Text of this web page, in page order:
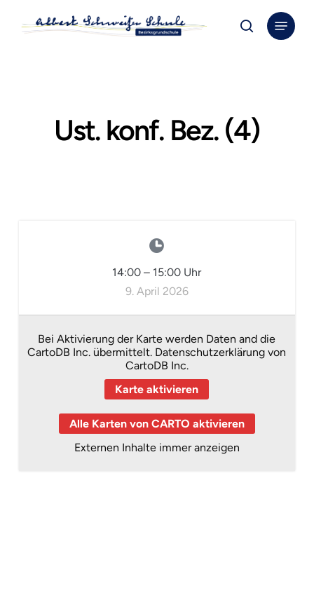
search
Menu
Ust. konf. Bez. (4)
14:00 – 15:00 Uhr
9. April 2026
Bei Aktivierung der Karte werden Daten and die
CartoDB Inc. übermittelt. Datenschutzerklärung von
CartoDB Inc.
Karte aktivieren
Alle Karten von CARTO aktivieren
Externen Inhalte immer anzeigen
Close